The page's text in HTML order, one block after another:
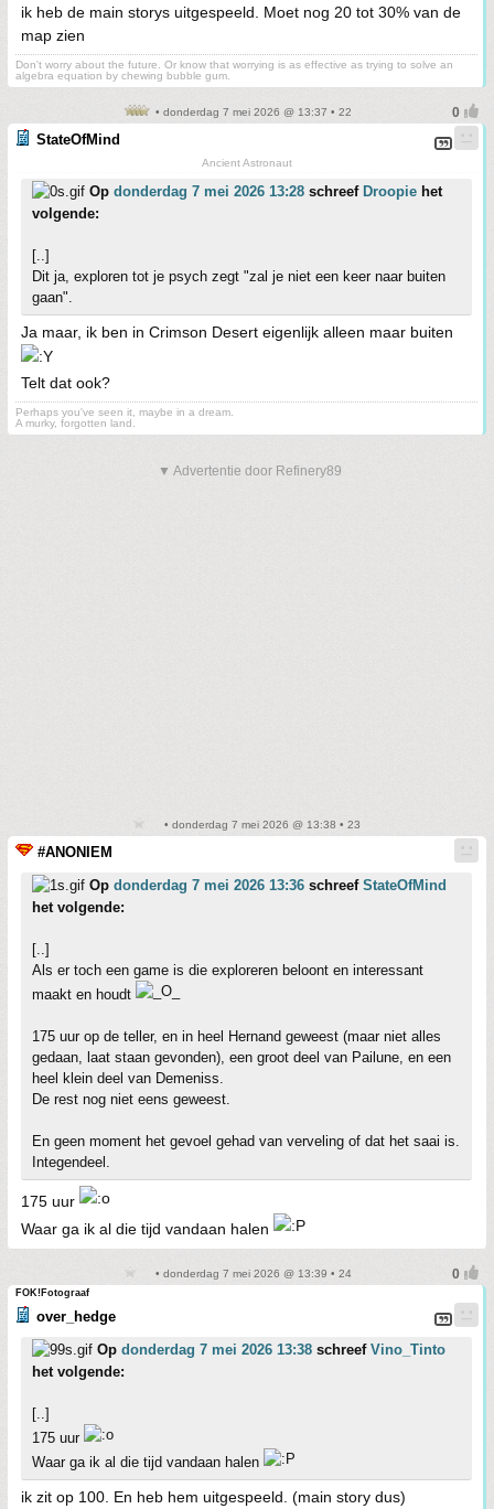
ik heb de main storys uitgespeeld. Moet nog 20 tot 30% van de
map zien
Don't worry about the future. Or know that worrying is as effective as trying to solve an
algebra equation by chewing bubble gum.
• donderdag 7 mei 2026 @ 13:37 • 22
StateOfMind
Ancient Astronaut
Op donderdag 7 mei 2026 13:28 schreef Droopie het
volgende:
[..]
Dit ja, exploren tot je psych zegt "zal je niet een keer naar buiten
gaan".
Ja maar, ik ben in Crimson Desert eigenlijk alleen maar buiten
Telt dat ook?
Perhaps you've seen it, maybe in a dream.
A murky, forgotten land.
▼ Advertentie door Refinery89
• donderdag 7 mei 2026 @ 13:38 • 23
#ANONIEM
Op donderdag 7 mei 2026 13:36 schreef StateOfMind
het volgende:
[..]
Als er toch een game is die exploreren beloont en interessant
maakt en houdt
175 uur op de teller, en in heel Hernand geweest (maar niet alles
gedaan, laat staan gevonden), een groot deel van Pailune, en een
heel klein deel van Demeniss.
De rest nog niet eens geweest.
En geen moment het gevoel gehad van verveling of dat het saai is.
Integendeel.
175 uur
Waar ga ik al die tijd vandaan halen
• donderdag 7 mei 2026 @ 13:39 • 24
FOK!Fotograaf
over_hedge
Op donderdag 7 mei 2026 13:38 schreef Vino_Tinto
het volgende:
[..]
175 uur
Waar ga ik al die tijd vandaan halen
ik zit op 100. En heb hem uitgespeeld. (main story dus)